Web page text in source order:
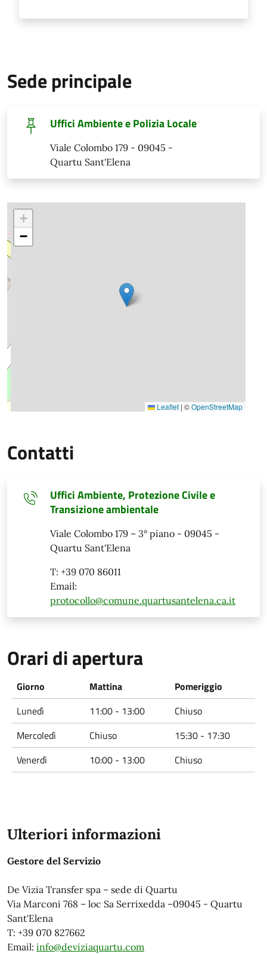
Sede principale
Uffici Ambiente e Polizia Locale
Viale Colombo 179 - 09045 -
Quartu Sant'Elena
+
−
Leaflet | ©OpenStreetMap
Contatti
Uffici Ambiente, Protezione Civile e
Transizione ambientale
Viale Colombo 179 – 3° piano - 09045 -
Quartu Sant'Elena
T: +39 070 86011
Email:
protocollo@comune.quartusantelena.ca.it
Orari di apertura
Giorno Mattina
Pomeriggio
Lunedì
11:00 - 13:00
Chiuso
Mercoledì
Chiuso
15:30 - 17:30
Venerdì
10:00 - 13:00 Chiuso
Ulteriori informazioni
Gestore del Servizio
De Vizia Transfer spa – sede di Quartu
Via Marconi 768 – loc Sa Serrixedda –09045 - Quartu
Sant'Elena
T: +39 070 827662
Email: info@deviziaquartu.com